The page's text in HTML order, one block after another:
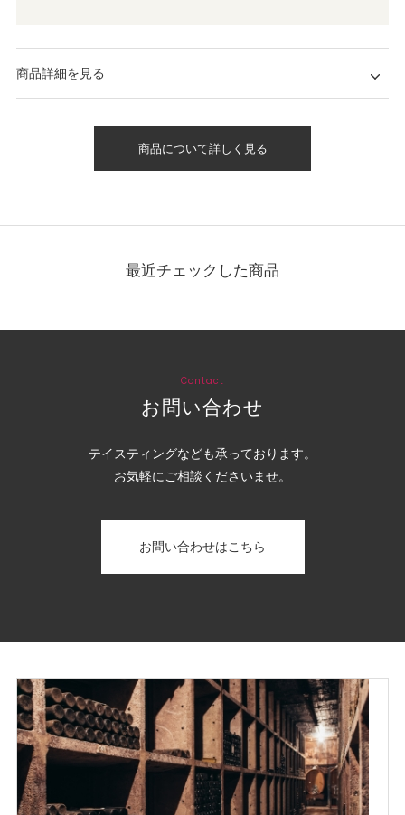
商品詳細を見る
商品について詳しく見る
最近チェックした商品
Contact
お問い合わせ
テイスティングなども承っております。
お気軽にご相談くださいませ。
お問い合わせはこちら